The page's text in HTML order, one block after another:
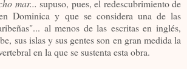
mar... supuso, pues, el redescubrimiento de
Dominica y que se considera una de las
al menos de las escritas en inglés,
sus islas y sus gentes son en gran medida la
en la que se sustenta esta obra.